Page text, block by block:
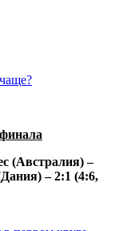
(Австралия) –
– 2:1 (4:6,